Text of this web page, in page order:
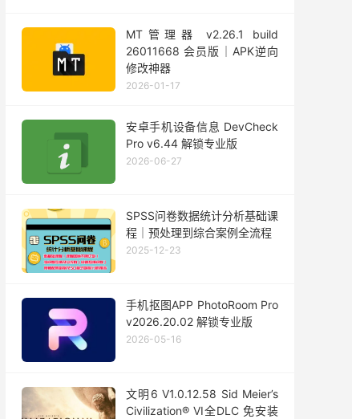
MT管理器 v2.26.1 build
26011668 会员版｜APK逆向
修改神器
2026-01-17
安卓手机设备信息 DevCheck
Pro v6.44 解锁专业版
2026-06-27
SPSS问卷数据统计分析基础课
程｜预处理到综合案例全流程
2025-12-23
手机抠图APP PhotoRoom Pro
v2026.20.02 解锁专业版
2026-05-16
文明6 V1.0.12.58 Sid Meier’s
Civilization® VI全DLC 免安装